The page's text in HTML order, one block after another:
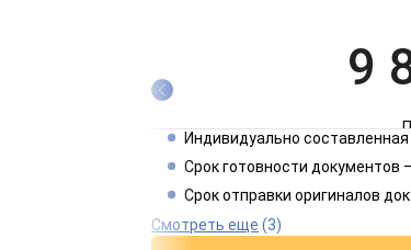
9
4
Индивидуально
Срок готовности документов
Срок отправки оригиналов
Смотреть еще (3)